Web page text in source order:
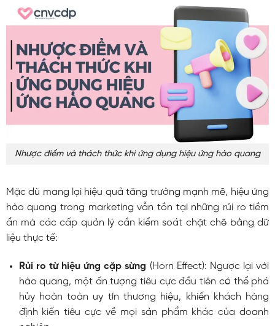
Nhược điểm và thách thức khi ứng dụng hiệu ứng hào quang
Mặc dù mang lại hiệu quả tăng trưởng mạnh mẽ, hiệu ứng
hào quang trong marketing vẫn tồn tại những rủi ro tiềm
ẩn mà các cấp quản lý cần kiểm soát chặt chẽ bằng dữ
liệu thực tế:
Rủi ro từ hiệu ứng cặp sừng (Horn Effect): Ngược lại với
hào quang, một ấn tượng tiêu cực đầu tiên có thể phá
hủy hoàn toàn uy tín thương hiệu, khiến khách hàng
định kiến tiêu cực về mọi sản phẩm khác của doanh